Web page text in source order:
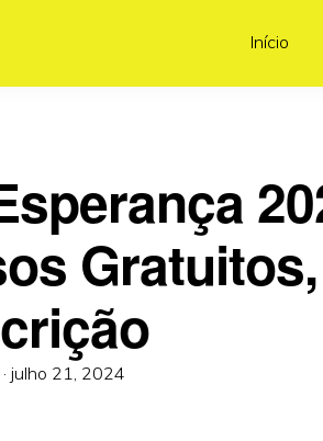
Início
Gratuitos,
Posted
julho 21, 2024